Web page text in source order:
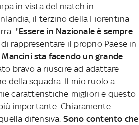
in vista del match in
il terzino della Fiorentina
"Essere in Nazionale è sempre
rappresentare il proprio Paese in
Mancini sta facendo un grande
bravo a riuscire ad adattare
della squadra. Il mio ruolo a
caratteristiche migliori e questo
importante. Chiaramente
difensiva. Sono contento che